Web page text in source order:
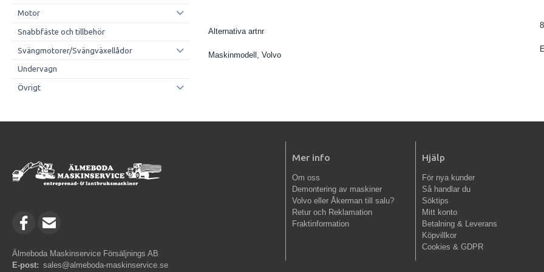
Motor
Snabbfäste och tillbehör
Svängmotorer/Svängväxellådor
Undervagn
Övrigt
Alternativa artnr
Maskinmodell, Volvo
Älmeboda Maskinservice Försäljnings AB
E-post: sales@almeboda-maskinservice.se
Mer info
Om oss
Demontering av maskiner
Volvo eller Åkerman till salu?
Retur och Reklamation
Fraktinformation
Hjälp
För nya kunder
Så handlar du
Söktips
Mitt konto
Betalning & Leverans
Köpvillkor
Cookies & GDPR